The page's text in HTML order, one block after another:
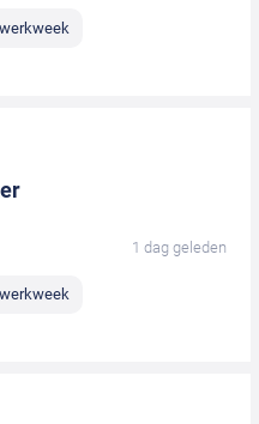
1 dag geleden